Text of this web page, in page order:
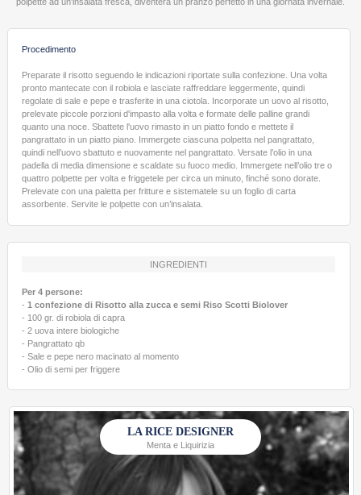
Procedimento
Preparate il risotto seguendo le indicazioni riportate sulla confezione. Una volta
pronto mantecate con il robiola e lasciate raffreddare leggermente, quindi
regolate di sale e pepe e trasferite in una ciotola. Incorporate un uovo al risotto,
prelevate piccole porzioni d'impasto alla volta e formate delle palline grandi
quanto una noce. Sbattete l'uovo rimasto in un piatto fondo e mettete il
pangrattato in un piatto piano. Immergete ciascuna polpetta nel pangrattato,
quindi nell’uovo sbattuto e nuovamente nel pangrattato. Versate l’olio in una
padella di media dimensione e scaldate su fuoco medio. Immergete nell’olio tre o
quattro polpette per volta e friggetele per circa un minuto, finché sono dorate.
Prelevate con una paletta per fritture e sistematele su un foglio di carta
assorbente. Servite le polpette con un’insalata.
INGREDIENTI
Per 4 persone:
-1 confezione di Risotto alla zucca e semi Riso Scotti Biolover
- 100 gr. di robiola di capra
- 2 uova intere biologiche
- Pangrattato qb
- Sale e pepe nero macinato al momento
- Olio di semi per friggere
LA RICE DESIGNER
Menta e Liquirizia